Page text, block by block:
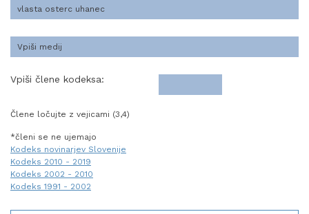
Vpiši člene kodeksa:
Člene ločujte z vejicami (3,4)
*členi se ne ujemajo
Kodeks novinarjev Slovenije
Kodeks 2010 - 2019
Kodeks 2002 - 2010
Kodeks 1991 - 2002